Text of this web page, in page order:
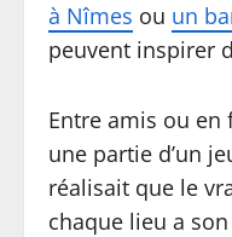
à Nîmes ou un
peuvent inspirer
Entre amis ou en
une partie d’un
réalisait que le
chaque lieu a